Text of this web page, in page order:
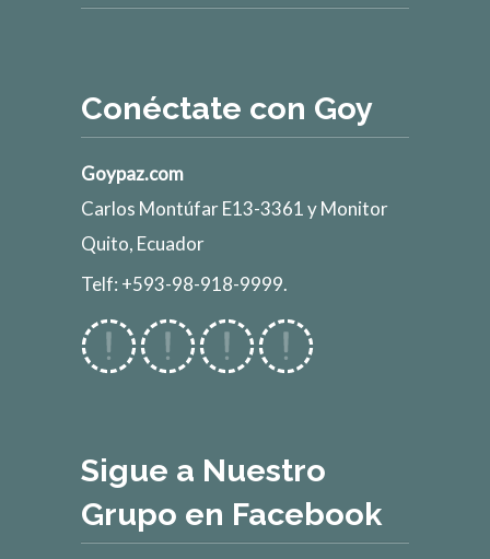
Conéctate con Goy
Goypaz.com
Carlos Montúfar E13-3361 y Monitor
Quito, Ecuador
Telf: +593-98-918-9999.
Sigue a Nuestro
Grupo en Facebook